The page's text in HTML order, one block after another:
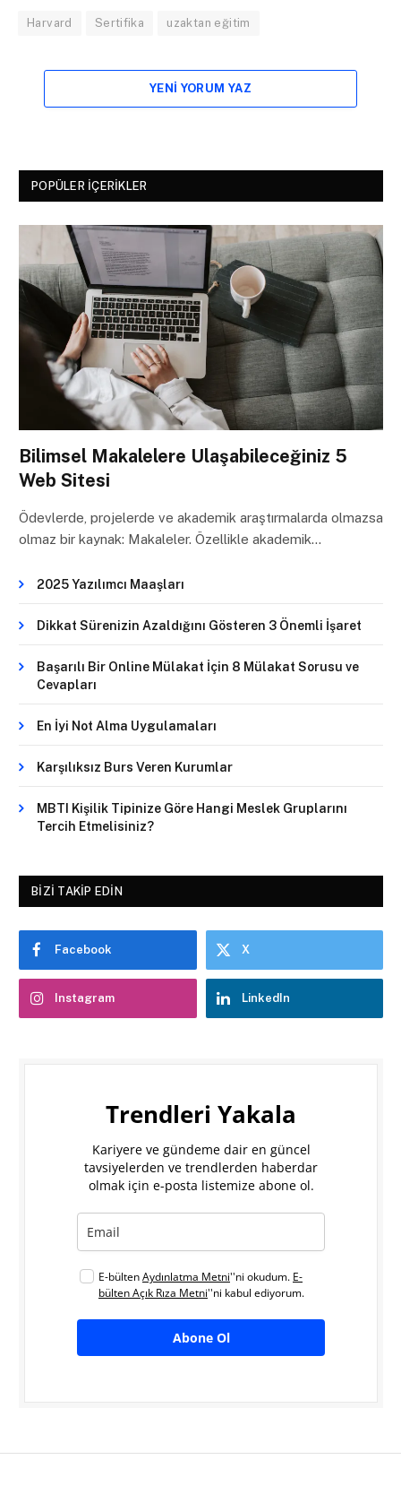
Harvard Sertifika uzaktan eğitim
YENI YORUM YAZ
POPÜLER İÇERIKLER
Bilimsel Makalelere Ulaşabileceğiniz 5
Web Sitesi
Ödevlerde, projelerde ve akademik araştırmalarda olmazsa
olmaz bir kaynak: Makaleler. Özellikle akademik…
2025 Yazılımcı Maaşları
Dikkat Sürenizin Azaldığını Gösteren 3 Önemli İşaret
Başarılı Bir Online Mülakat İçin 8 Mülakat Sorusu ve
Cevapları
En İyi Not Alma Uygulamaları
Karşılıksız Burs Veren Kurumlar
MBTI Kişilik Tipinize Göre Hangi Meslek Gruplarını
Tercih Etmelisiniz?
BIZI TAKIP EDIN
Facebook X
Instagram LinkedIn
Trendleri Yakala
Kariyere ve gündeme dair en güncel
tavsiyelerden ve trendlerden haberdar
olmak için e-posta listemize abone ol.
E-bültenAydınlatma Metni''ni okudum. E-
bülten Açık Rıza Metni''ni kabul ediyorum.
Abone Ol